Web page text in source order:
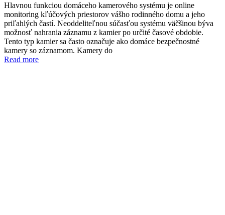
Hlavnou funkciou domáceho kamerového systému je online
monitoring kľúčových priestorov vášho rodinného domu a jeho
priľahlých častí. Neoddeliteľnou súčasťou systému väčšinou býva
možnosť nahrania záznamu z kamier po určité časové obdobie.
Tento typ kamier sa často označuje ako domáce bezpečnostné
kamery so záznamom. Kamery do
Read more